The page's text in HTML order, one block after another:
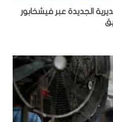
الجديدة عبر فيشخابور